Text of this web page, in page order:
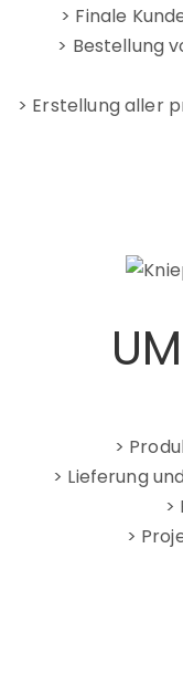
> Finale
> Bestellung
> Erstellung aller
>
> Lieferung
>